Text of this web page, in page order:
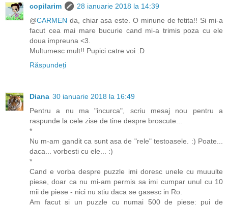
copilarim
28 ianuarie 2018 la 14:39
@CARMEN da, chiar asa este. O minune de fetita!! Si mi-a
facut cea mai mare bucurie cand mi-a trimis poza cu ele
doua impreuna <3.
Multumesc mult!! Pupici catre voi :D
Răspundeți
Diana 30 ianuarie 2018 la 16:49
Pentru a nu ma "incurca", scriu mesaj nou pentru a
raspunde la cele zise de tine despre broscute...
*
Nu m-am gandit ca sunt asa de "rele" testoasele. :) Poate...
daca... vorbesti cu ele... :)
*
Cand e vorba despre puzzle imi doresc unele cu muuulte
piese, doar ca nu mi-am permis sa imi cumpar unul cu 10
mii de piese - nici nu stiu daca se gasesc in Ro.
Am facut si un puzzle cu numai 500 de piese: pui de